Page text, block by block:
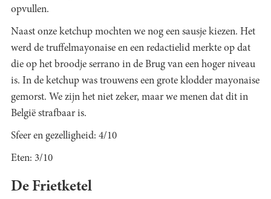
opvullen.
Naast onze ketchup mochten we nog een sausje kiezen. Het
werd de truffelmayonaise en een redactielid merkte op dat
die op het broodje serrano in de Brug van een hoger niveau
is. In de ketchup was trouwens een grote klodder mayonaise
gemorst. We zijn het niet zeker, maar we menen dat dit in
België strafbaar is.
Sfeer en gezelligheid: 4/10
Eten: 3/10
De Frietketel